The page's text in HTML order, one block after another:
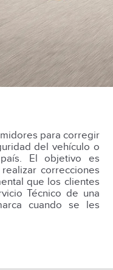
para corregir
del vehículo o
El objetivo es
correcciones
que los clientes
Técnico de una
cuando se les